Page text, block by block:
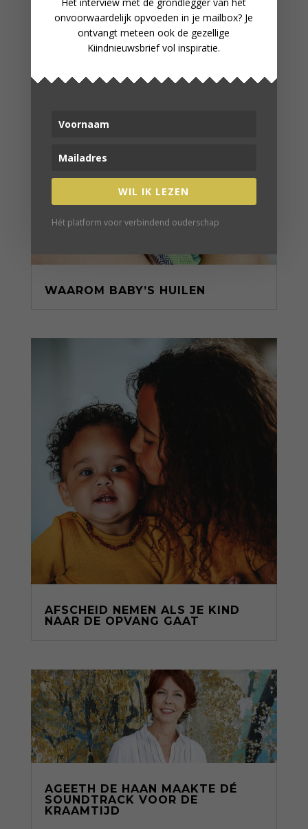
WAAROM BABY’S HUILEN
AFSCHEID NEMEN ALS JE KIND
NAAR DE OPVANG GAAT
AGEETH DE HAAN MAAKTE DÉ
SOUNDTRACK VOOR DE
KRAAMTIJD
onvoorwaardelijk opvoeden in je mailbox? Je
ontvangt meteen ook de gezellige
Kiindnieuwsbrief vol inspiratie.
WIL IK LEZEN
Hét platform voor verbindend ouderschap